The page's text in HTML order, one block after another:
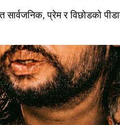
सार्वजनिक, प्रेम र विछोडको